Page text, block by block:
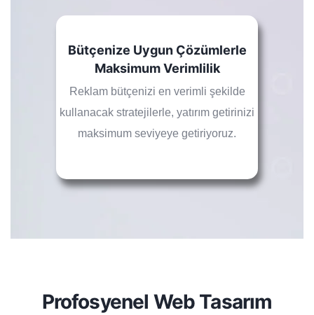
Bütçenize Uygun Çözümlerle
Maksimum Verimlilik
Reklam bütçenizi en verimli şekilde
kullanacak stratejilerle, yatırım getirinizi
maksimum seviyeye getiriyoruz.
Profosyenel Web Tasarım